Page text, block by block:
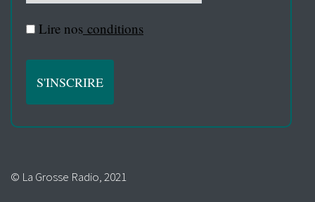
Lire nos conditions
© La Grosse Radio, 2021